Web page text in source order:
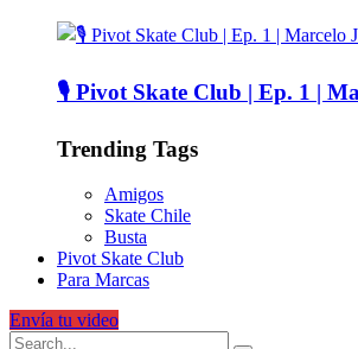
🎙️ Pivot Skate Club | Ep. 1 |
Trending Tags
Amigos
Skate Chile
Busta
Pivot Skate Club
Para Marcas
Envía tu video